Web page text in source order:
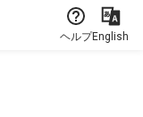
ヘルプEnglish